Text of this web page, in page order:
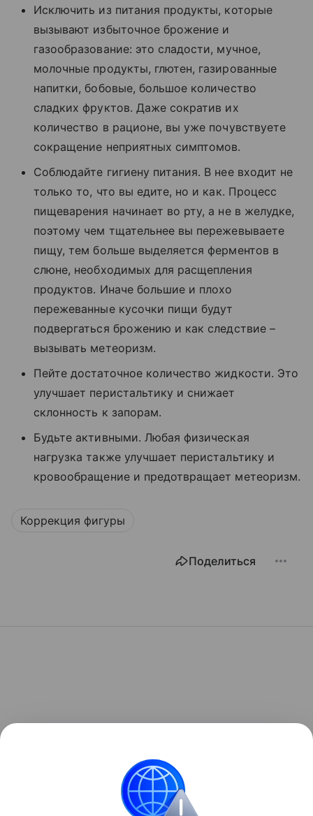
Исключить из питания продукты, которые
вызывают избыточное брожение и
газообразование: это сладости, мучное,
молочные продукты, глютен, газированные
напитки, бобовые, большое количество
сладких фруктов. Даже сократив их
количество в рационе, вы уже почувствуете
сокращение неприятных симптомов.
Соблюдайте гигиену питания. В нее входит не
только то, что вы едите, но и как. Процесс
пищеварения начинает во рту, а не в желудке,
поэтому чем тщательнее вы пережевываете
пищу, тем больше выделяется ферментов в
слюне, необходимых для расщепления
продуктов. Иначе большие и плохо
пережеванные кусочки пищи будут
подвергаться брожению и как следствие –
вызывать метеоризм.
Пейте достаточное количество жидкости. Это
улучшает перистальтику и снижает
склонность к запорам.
Будьте активными. Любая физическая
нагрузка также улучшает перистальтику и
кровообращение и предотвращает метеоризм.
Коррекция фигуры
Поделиться